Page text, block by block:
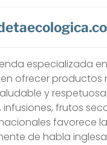
especializada
ofrecer
y
frutos
favorece
de habla